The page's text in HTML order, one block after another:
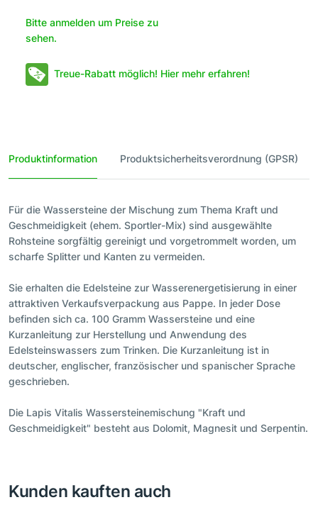
Bitte anmelden um Preise zu
sehen.
Treue-Rabatt möglich! Hier mehr erfahren!
Produktinformation Produktsicherheitsverordnung (GPSR)
Für die Wassersteine der Mischung zum Thema Kraft und
Geschmeidigkeit (ehem. Sportler-Mix) sind ausgewählte
Rohsteine sorgfältig gereinigt und vorgetrommelt worden, um
scharfe Splitter und Kanten zu vermeiden.
Sie erhalten die Edelsteine zur Wasserenergetisierung in einer
attraktiven Verkaufsverpackung aus Pappe. In jeder Dose
befinden sich ca. 100 Gramm Wassersteine und eine
Kurzanleitung zur Herstellung und Anwendung des
Edelsteinswassers zum Trinken. Die Kurzanleitung ist in
deutscher, englischer, französischer und spanischer Sprache
geschrieben.
Die Lapis Vitalis Wassersteinemischung "Kraft und
Geschmeidigkeit" besteht aus Dolomit, Magnesit und Serpentin.
Kunden kauften auch